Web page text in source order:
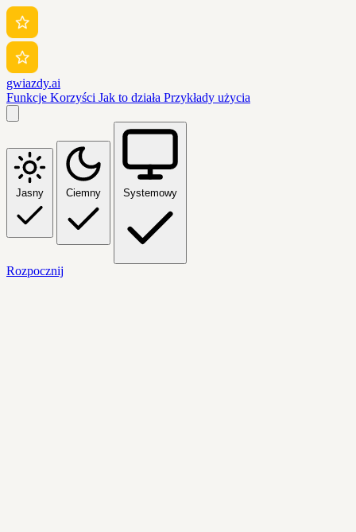
gwiazdy.ai
Funkcje Korzyści Jak to działa Przykłady użycia
Jasny Ciemny Systemowy
Rozpocznij